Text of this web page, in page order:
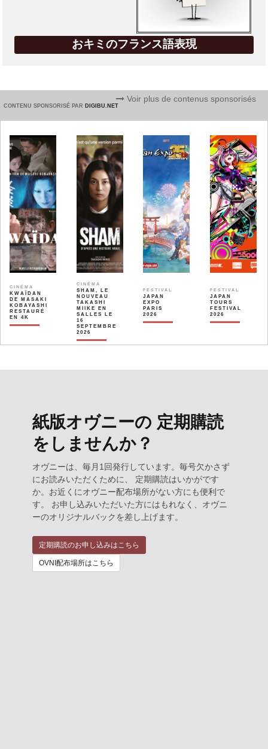
おキミのフランス語表現
CONTENU SPONSORISÉ PAR DIGIBU.NET
Voir plus de contenus sponsorisés
CINÉMA
KWAÏDAN
DE MASAKI
KOBAYASHI
RESTAURÉ
EN 4K
CINÉMA
SHAM, LE
NOUVEAU
TAKASHI
MIIKE EN
SALLES LE
16
SEPTEMBRE
2026
FESTIVAL
JAPAN
EXPO
PARIS
2026
FESTIVAL
JAPAN
TOURS
FESTIVAL
2026
紙版オヴニーの 定期購読
をしませんか？
オヴニーは、毎月1回発行しています。毎号欠かさず
にお読みいただくために、 定期購読はいかがです
か。お近くにオヴニー配布場所がない方にも便利で
す。 お申し込みいただいた方にはもれなく、オヴニ
ーのオリジナルバックを差し上げます。
定期購読のお申し込みはこちら
OVNI配布場所はこちら